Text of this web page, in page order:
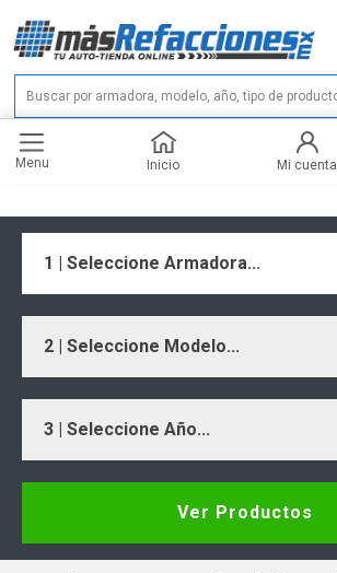
Menu Inicio Mi cuenta
1 | Seleccione Armadora...
2 | Seleccione Modelo...
3 | Seleccione Año...
Ver Productos